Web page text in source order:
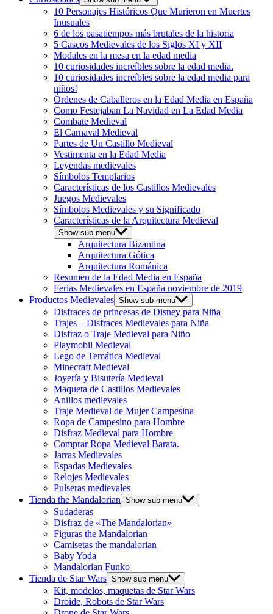
10 Personajes Históricos Que Murieron en Muertes
Inusuales
6 de los pasatiempos más brutales de la historia
5 Cascos Medievales de los Siglos XI y XII
Modales en la mesa en la edad media
10 curiosidades increíbles sobre la edad media.
10 curiosidades increíbles sobre la edad media para
niños!
Órdenes de Caballeros en la Edad Media en España
Como Festejaban La Navidad en La Edad Media
Combate Medieval
El Carnaval Medieval
Partes de Un Castillo Medieval
Vestimenta en la Edad Media
Leyendas medievales
Símbolos Templarios
Características de los Castillos Medievales
Juegos Medievales
Símbolos Medievales y su Significado
Características de la Arquitectura Medieval
Show sub menu
Arquitectura Bizantina
Arquitectura Gótica
Arquitectura Románica
Resumen de la Edad Media en España
Ferias Medievales en España noviembre de 2019
Productos Medievales Show sub menu
Disfraces de princesas de Disney para Niña
Trajes – Disfraces Medievales para Niña
Disfraz o Traje Medieval para Niño
Playmobil Medieval
Lego de Temática Medieval
Minecraft Medieval
Joyería y Bisutería Medieval
Maqueta de Castillos Medievales
Anillos medievales
Traje Medieval de Mujer Campesina
Ropa de Campesino para Hombre
Disfraz Medieval para Hombre
Comprar Ropa Medieval Barata.
Jarras Medievales
Espadas Medievales
Relojes Medievales
Pulseras medievales
Tienda the Mandalorian Show sub menu
Sudaderas
Disfraz de «The Mandalorian»
Figuras the Mandalorian
Camisetas the mandalorian
Baby Yoda
Mandalorian Funko
Tienda de Star Wars Show sub menu
Kit, modelos, maquetas de Star Wars
Droide, Robots de Star Wars